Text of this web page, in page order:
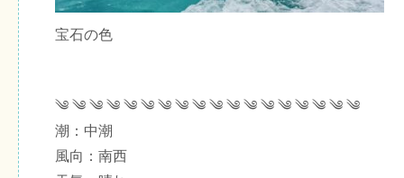
宝石の色
༄ ༄ ༄ ༄ ༄ ༄ ༄ ༄ ༄ ༄ ༄ ༄ ༄ ༄ ༄ ༄ ༄ ༄
潮：中潮
風向：南西